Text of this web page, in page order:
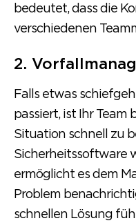
bedeutet, dass die
verschiedenen
2.
Falls etwas
passiert, ist Ihr Team
Situation schnell zu
Sicherheitssoftware
ermöglicht es dem
Problem
schnellen Lösung